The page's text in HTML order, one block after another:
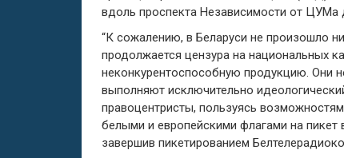
вдоль проспекта Независимости от ЦУМа
“К сожалению, в Беларуси не произошло
продолжается цензура на национальных
неконкурентоспособную продукцию. Они
выполняют исключительно
правоцентристы, пользуясь
белыми и европейскими флагами на
завершив пикетированием